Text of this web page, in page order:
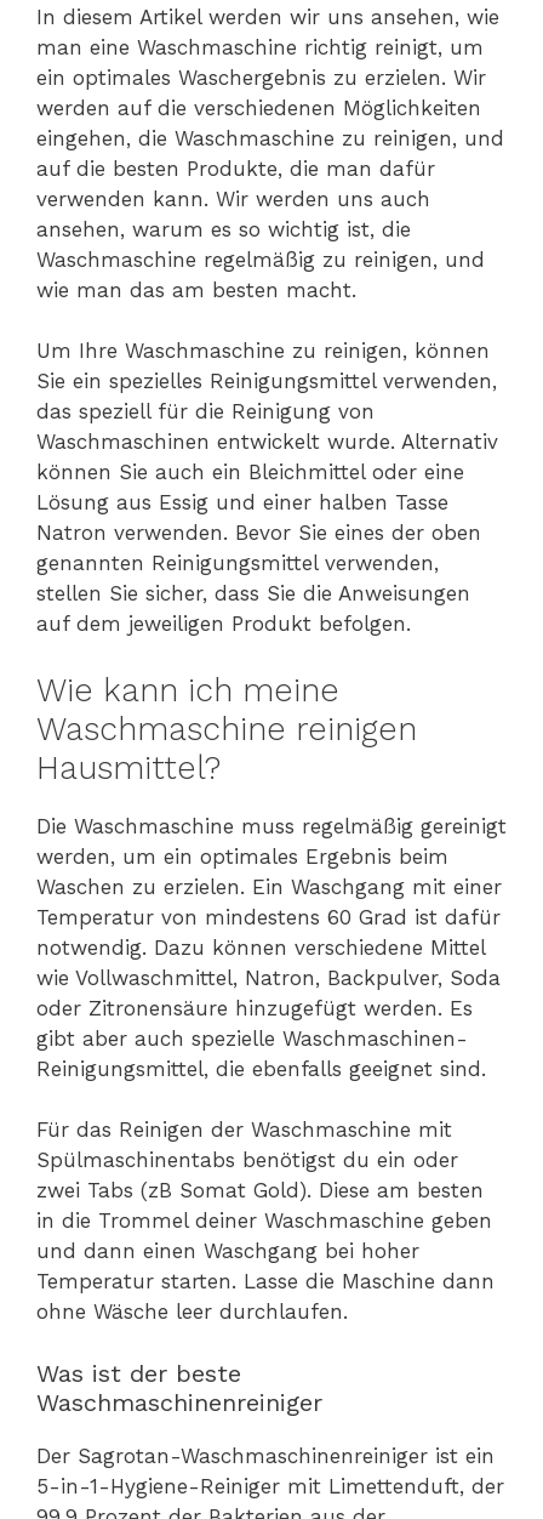
In diesem Artikel werden wir uns ansehen, wie
man eine Waschmaschine richtig reinigt, um
ein optimales Waschergebnis zu erzielen. Wir
werden auf die verschiedenen Möglichkeiten
eingehen, die Waschmaschine zu reinigen, und
auf die besten Produkte, die man dafür
verwenden kann. Wir werden uns auch
ansehen, warum es so wichtig ist, die
Waschmaschine regelmäßig zu reinigen, und
wie man das am besten macht.
Um Ihre Waschmaschine zu reinigen, können
Sie ein spezielles Reinigungsmittel verwenden,
das speziell für die Reinigung von
Waschmaschinen entwickelt wurde. Alternativ
können Sie auch ein Bleichmittel oder eine
Lösung aus Essig und einer halben Tasse
Natron verwenden. Bevor Sie eines der oben
genannten Reinigungsmittel verwenden,
stellen Sie sicher, dass Sie die Anweisungen
auf dem jeweiligen Produkt befolgen.
Wie kann ich meine
Waschmaschine reinigen
Hausmittel?
Die Waschmaschine muss regelmäßig gereinigt
werden, um ein optimales Ergebnis beim
Waschen zu erzielen. Ein Waschgang mit einer
Temperatur von mindestens 60 Grad ist dafür
notwendig. Dazu können verschiedene Mittel
wie Vollwaschmittel, Natron, Backpulver, Soda
oder Zitronensäure hinzugefügt werden. Es
gibt aber auch spezielle Waschmaschinen-
Reinigungsmittel, die ebenfalls geeignet sind.
Für das Reinigen der Waschmaschine mit
Spülmaschinentabs benötigst du ein oder
zwei Tabs (zB Somat Gold). Diese am besten
in die Trommel deiner Waschmaschine geben
und dann einen Waschgang bei hoher
Temperatur starten. Lasse die Maschine dann
ohne Wäsche leer durchlaufen.
Was ist der beste
Waschmaschinenreiniger
Der Sagrotan-Waschmaschinenreiniger ist ein
5-in-1-Hygiene-Reiniger mit Limettenduft, der